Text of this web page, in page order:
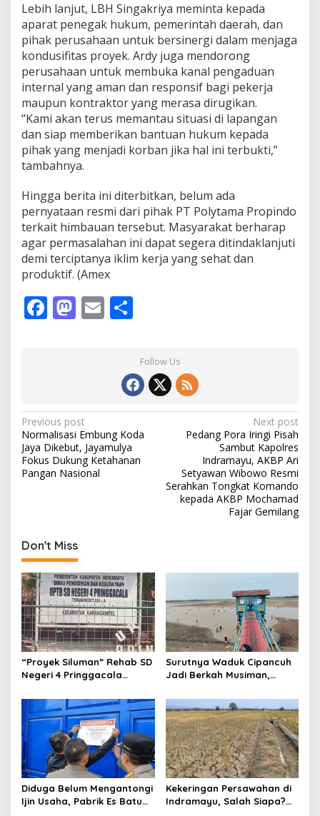
d
o
J
u
n
t
i
n
y
u
a
t
d
r
a
m
a
y
Lebih lanjut, LBH Singakriya meminta kepada
aparat penegak hukum, pemerintah daerah, dan
pihak perusahaan untuk bersinergi dalam menjaga
kondusifitas proyek. Ardy juga mendorong
perusahaan untuk membuka kanal pengaduan
internal yang aman dan responsif bagi pekerja
maupun kontraktor yang merasa dirugikan.
“Kami akan terus memantau situasi di lapangan
dan siap memberikan bantuan hukum kepada
pihak yang menjadi korban jika hal ini terbukti,”
tambahnya.
Hingga berita ini diterbitkan, belum ada
pernyataan resmi dari pihak PT Polytama Propindo
terkait himbauan tersebut. Masyarakat berharap
agar permasalahan ini dapat segera ditindaklanjuti
demi terciptanya iklim kerja yang sehat dan
produktif. (Amex
F
o
k
M
n
E
ar
eFollow Us
P
o
s
v
i
g
a
t
i
o
n
Previous post
Normalisasi Embung Koda
Jaya Dikebut, Jayamulya
Fokus Dukung Ketahanan
Pangan Nasional
Next post
Pedang Pora Iringi Pisah
Sambut Kapolres
Indramayu, AKBP Ari
Setyawan Wibowo Resmi
Serahkan Tongkat Komando
kepada AKBP Mochamad
Fajar Gemilang
Don't Miss
“Proyek Siluman” Rehab SD
Negeri 4 Pringgacala
Papan anggaran
Surutnya Waduk Cipancuh
Jadi Berkah Musiman,
Berbondong-bondong
Tangkap Ikan
Diduga Belum Mengantongi
Ijin Usaha, ‎Pabrik Es Batu
Kekeringan Persawahan di
Indramayu, Salah Siapa?